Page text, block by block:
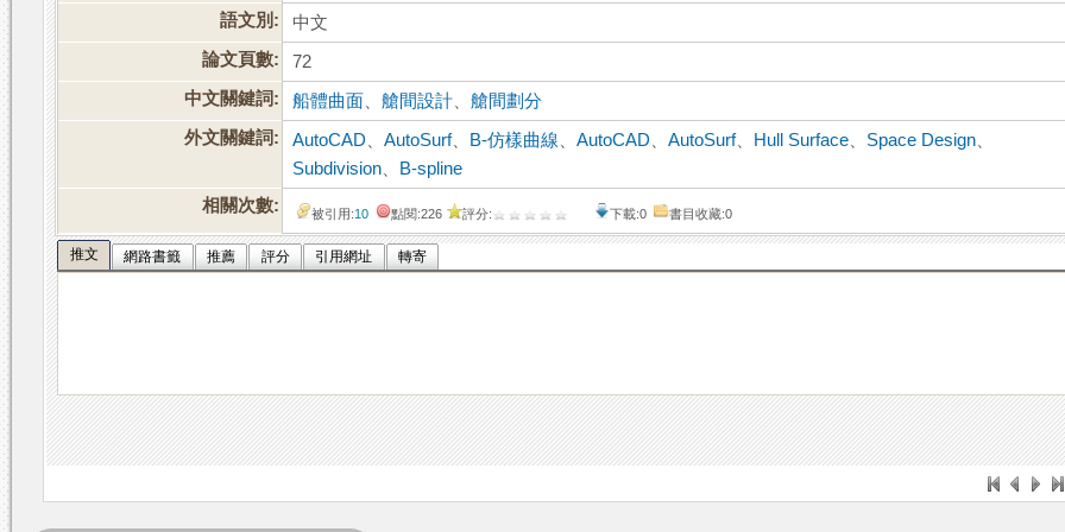
語文別:
中文
論文頁數:
72
中文關鍵詞:
船體曲面 、艙間設計 、艙間劃分
外文關鍵詞:
AutoCAD 、AutoSurf、 B-仿樣曲線 、AutoCAD 、AutoSurf、 Hull Surface Space Design
Subdivision
B-spline
相關次數:
被引用:10 點閱:226 評分: 下載:0 書目收藏:0
推文 網路書籤 推薦 評分 引用網址 轉寄